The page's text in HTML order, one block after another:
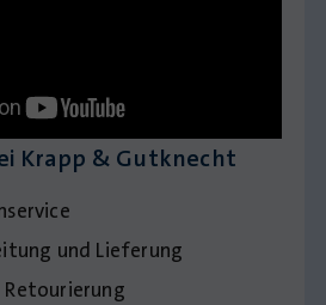
Krapp & Gutknecht
und Lieferung